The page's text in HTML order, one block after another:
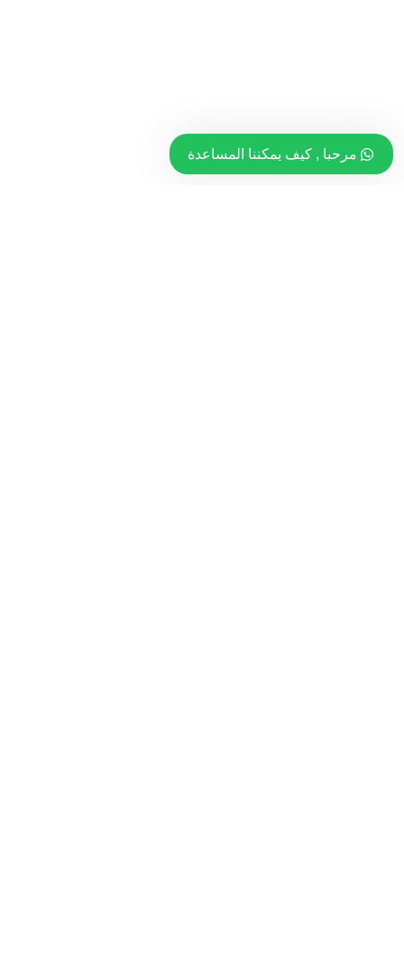
مرحبا , كيف يمكننا المساعدة